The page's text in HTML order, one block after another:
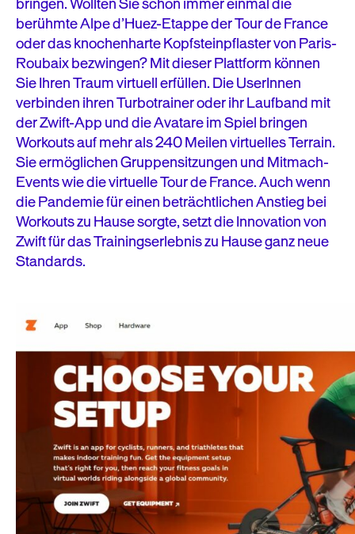
bringen. Wollten Sie schon immer einmal die
berühmte Alpe d’Huez-Etappe der Tour de France
oder das knochenharte Kopfsteinpflaster von Paris-
Roubaix bezwingen? Mit dieser Plattform können
Sie Ihren Traum virtuell erfüllen. Die UserInnen
verbinden ihren Turbotrainer oder ihr Laufband mit
der Zwift-App und die Avatare im Spiel bringen
Workouts auf mehr als 240 Meilen virtuelles Terrain.
Sie ermöglichen Gruppensitzungen und Mitmach-
Events wie die virtuelle Tour de France. Auch wenn
die Pandemie für einen beträchtlichen Anstieg bei
Workouts zu Hause sorgte, setzt die Innovation von
Zwift für das Trainingserlebnis zu Hause ganz neue
Standards.